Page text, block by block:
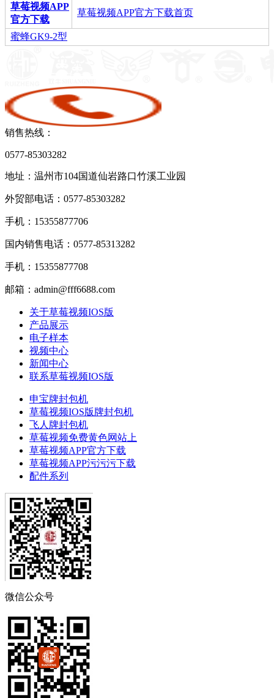
草莓视频APP
官方下载
草莓视频APP官方下载首页
蜜蜂GK9-2型
销售热线：
0577-85303282
地址：温州市104国道仙岩路口竹溪工业园
外贸部电话：0577-85303282
手机：15355877706
国内销售电话：0577-85313282
手机：15355877708
邮箱：admin@fff6688.com
关于草莓视频IOS版
产品展示
电子样本
视频中心
新闻中心
联系草莓视频IOS版
申宝牌封包机
草莓视频IOS版牌封包机
飞人牌封包机
草莓视频免费黄色网站上
草莓视频APP官方下载
草莓视频APP污污污下载
配件系列
微信公众号